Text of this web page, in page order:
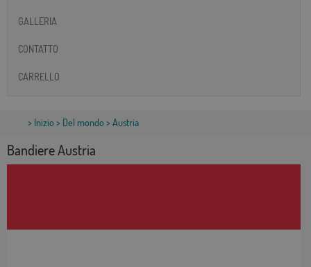
GALLERIA
CONTATTO
CARRELLO
> Inizio > Del mondo > Austria
Bandiere Austria